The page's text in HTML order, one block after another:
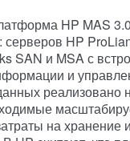
HP MAS
серверов HP
SAN и MSA с
и
реализовано
на хранение